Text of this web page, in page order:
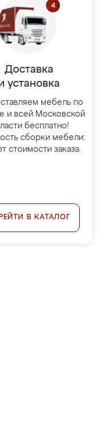
Доставка
установка
мебель по
и всей Московской
бесплатно!
сборки мебели:
стоимости заказа.
В КАТАЛОГ